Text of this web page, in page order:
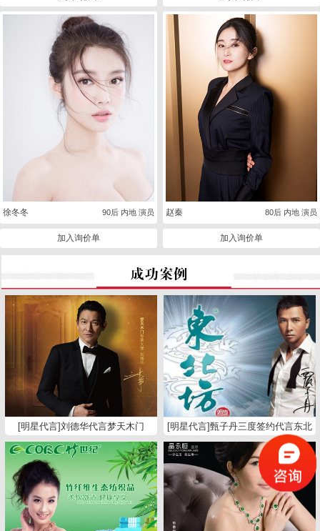
徐冬冬 90后 内地 演员
加入询价单
赵秦 80后 内地 演员
加入询价单
[明星代言]刘德华代言梦天木门
[明星代言]甄子丹三度签约代言东北
坊白酒